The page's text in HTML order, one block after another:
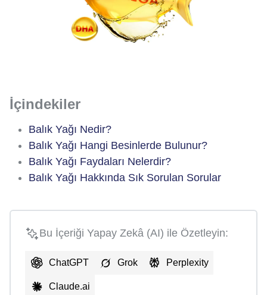
İçindekiler
Balık Yağı Nedir?
Balık Yağı Hangi Besinlerde Bulunur?
Balık Yağı Faydaları Nelerdir?
Balık Yağı Hakkında Sık Sorulan Sorular
Bu İçeriği Yapay Zekâ (AI) ile Özetleyin:
ChatGPT Grok Perplexity
Claude.ai